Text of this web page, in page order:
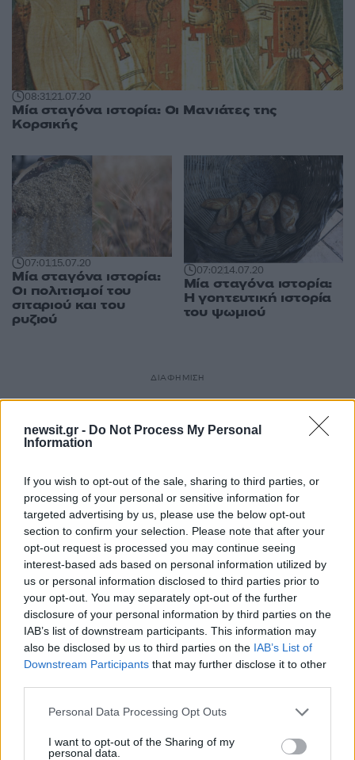
newsit.gr - Do Not Process My Personal
Information
If you wish to opt-out of the sale, sharing to third parties, or
processing of your personal or sensitive information for
targeted advertising by us, please use the below opt-out
section to confirm your selection. Please note that after your
opt-out request is processed you may continue seeing
interest-based ads based on personal information utilized by
us or personal information disclosed to third parties prior to
your opt-out. You may separately opt-out of the further
disclosure of your personal information by third parties on the
IAB’s list of downstream participants. This information may
also be disclosed by us to third parties on the IAB’s List of
Downstream Participants that may further disclose it to other
Please note that this website/app uses one or more Google
not limited to your visit or usage behaviour. You may click to
Personal Data Processing Opt Outs
I want to opt-out of the Sharing of my
personal data.
08:3121.07.20
Μία σταγόνα ιστορία: Οι Μανιάτες της
Κορσικής
07:0115.07.20
Μία σταγόνα ιστορία:
Οι πολιτισμοί του
σιταριού και του
ρυζιού
07:0214.07.20
Μία σταγόνα ιστορία:
Η γοητευτική ιστορία
του ψωμιού
ΔΙΑΦΗΜΙΣΗ